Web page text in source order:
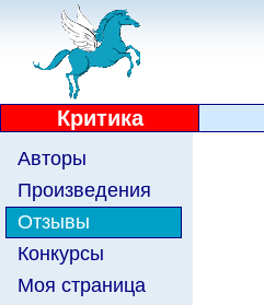
Критика
Авторы
Произведения
Отзывы
Конкурсы
Моя страница